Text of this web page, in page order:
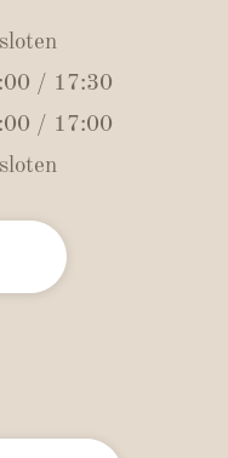
/ 17:30
/ 17:00